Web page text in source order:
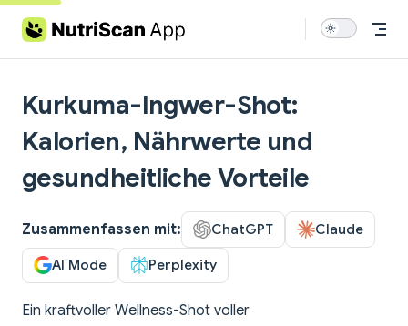
Skip to content
Kurkuma-Ingwer-Shot:
Kalorien, Nährwerte und
gesundheitliche Vorteile
Zusammenfassen mit: ChatGPT Claude
AI Mode Perplexity
Ein kraftvoller Wellness-Shot voller